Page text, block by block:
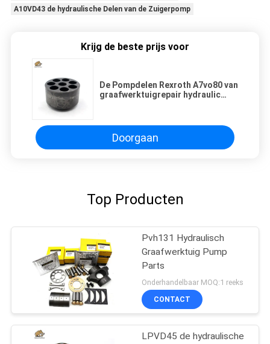
A10VD43 de hydraulische Delen van de Zuigerpomp
Krijg de beste prijs voor
De Pompdelen Rexroth A7vo80 van
graafwerktuigrepair hydraulic
Doorgaan
Top Producten
Pvh131 Hydraulisch
Graafwerktuig Pump
Parts
Onderhandelbaar MOQ:1 reeks
CONTACT
LPVD45 de hydraulische